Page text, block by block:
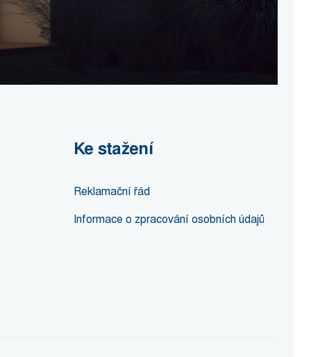
Ke stažení
Reklamační řád
Informace o zpracování osobních údajů